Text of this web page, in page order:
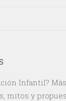
Infantil?
mitos y